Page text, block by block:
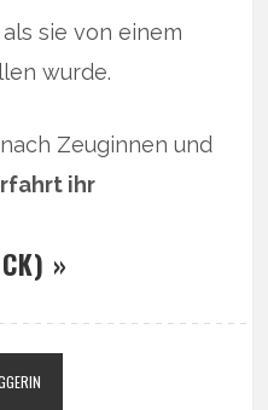
sie von einem
wurde.
Zeuginnen und
ihr
»